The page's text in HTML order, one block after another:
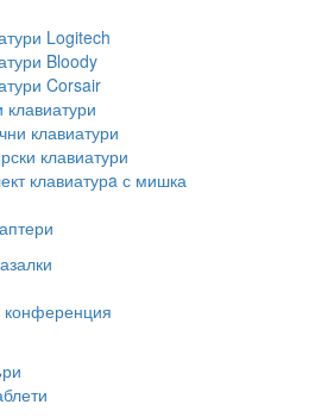
Logitech
Bloody
Corsair
клавиатури
клавиатури
клавиатурa с мишка
конференция